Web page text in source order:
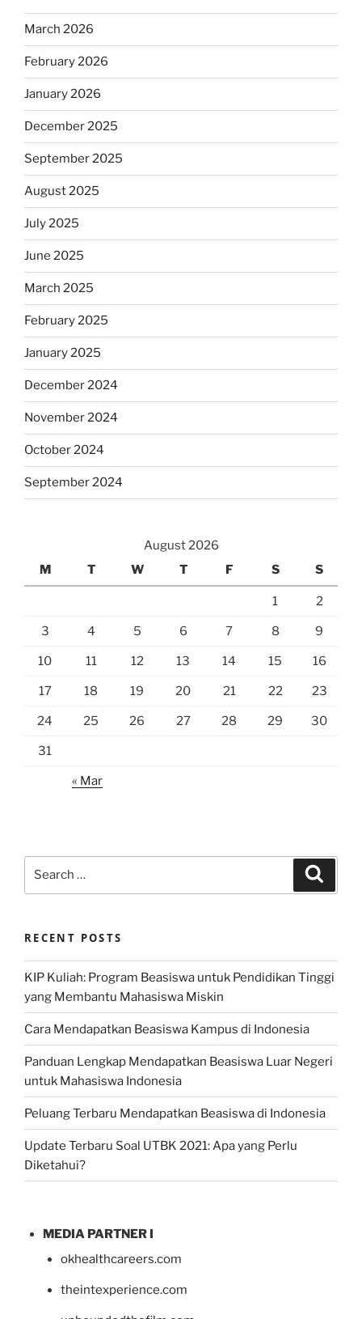
March 2026
February 2026
January 2026
December 2025
September 2025
August 2025
July 2025
June 2025
March 2025
February 2025
January 2025
December 2024
November 2024
October 2024
September 2024
August 2026
M
T W T F S S
1 2
3 4 5 6 7 8 9
10 11 12 13 14 15 16
17 18 19 20 21 22 23
24 25 26 27 28 29 30
31
« Mar
RECENT POSTS
KIP Kuliah: Program Beasiswa untuk Pendidikan Tinggi
yang Membantu Mahasiswa Miskin
Cara Mendapatkan Beasiswa Kampus di Indonesia
Panduan Lengkap Mendapatkan Beasiswa Luar Negeri
untuk Mahasiswa Indonesia
Peluang Terbaru Mendapatkan Beasiswa di Indonesia
Update Terbaru Soal UTBK 2021: Apa yang Perlu
Diketahui?
MEDIA PARTNER I
okhealthcareers.com
theintexperience.com